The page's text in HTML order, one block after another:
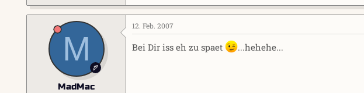
M
MadMac
12. Feb. 2007
Bei Dir iss eh zu spaet ...hehehe...